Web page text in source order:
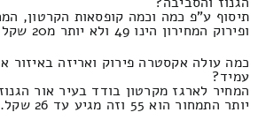
תיסוף ע"פ כמה וכמה קופסאות הקרטון,
ופירוק המחירון הינו 49 ולא יותר מ20 שקל.
כמה עולה אקסטרה פירוק ואריזה באיזור
עמיד?
המחיר לארגז מקרטון בודד בעיר אור
יותר התמחור הוא 55 וזה מגיע עד 26 שקל.